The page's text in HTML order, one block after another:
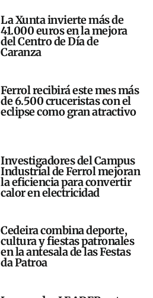
La Xunta invierte más de
41.000 euros en la mejora
del Centro de Día de
Caranza
Ferrol recibirá este mes más
de 6.500 cruceristas con el
eclipse como gran atractivo
Investigadores del Campus
Industrial de Ferrol mejoran
la eficiencia para convertir
calor en electricidad
Cedeira combina deporte,
cultura y fiestas patronales
en la antesala de las Festas
da Patroa